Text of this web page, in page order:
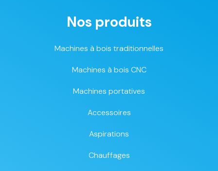
Nos produits
Machines à bois traditionnelles
Machines à bois CNC
Machines portatives
Accessoires
Aspirations
Chauffages